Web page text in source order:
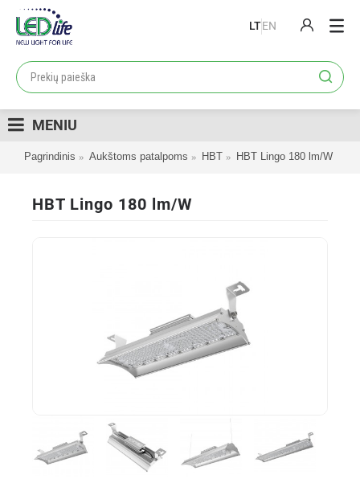
LTEN
PRODUKTAI
LOJALUMO PROGRAMA
KATALOGAI
APIE MUS
MENIU
Pagrindinis Aukštoms patalpoms HBT HBT Lingo 180 lm/W
HBT Lingo 180 lm/W